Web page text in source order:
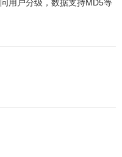
用户分级，数据支持MD5等